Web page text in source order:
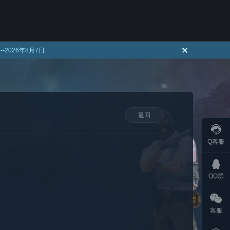
--2026年8月7日
返回
Q客服
QQ群
客服